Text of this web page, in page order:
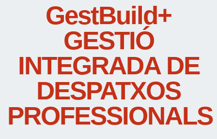
GestBuild+
GESTIÓ
INTEGRADA DE
DESPATXOS
PROFESSIONALS